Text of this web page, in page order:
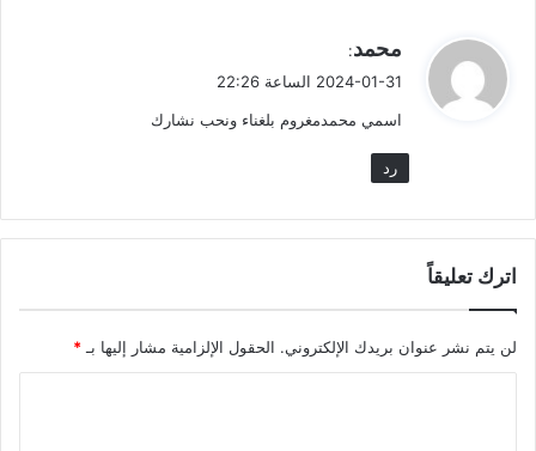
ق
ل
محمد:
2024-01-31 الساعة 22:26
اسمي محمدمغروم بلغناء ونحب نشارك
رد
اترك تعليقاً
لن يتم نشر عنوان بريدك الإلكتروني. الحقول الإلزامية مشار إليها بـ*